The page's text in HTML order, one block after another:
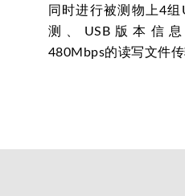
同时进行被测物上4
测、USB版本信
480Mbps的读写文件传